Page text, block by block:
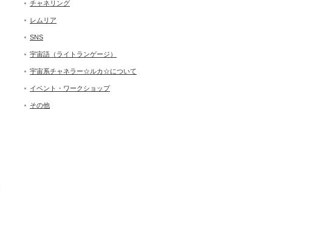
チャネリング
レムリア
SNS
宇宙語（ライトランゲージ）
宇宙系チャネラー☆ルカ☆について
イベント・ワークショップ
その他